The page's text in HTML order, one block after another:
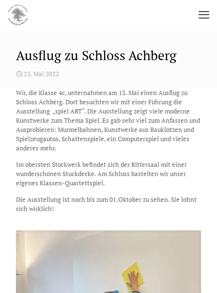
Ausflug zu Schloss Achberg
23. Mai 2022
Wir, die Klasse 4c, unternahmen am 13. Mai einen Ausflug zu
Schloss Achberg. Dort besuchten wir mit einer Führung die
Ausstellung „spiel ART“. Die Ausstellung zeigt viele moderne
Kunstwerke zum Thema Spiel. Es gab sehr viel zum Anfassen und
Ausprobieren: Murmelbahnen, Kunstwerke aus Bauklötzen und
Spielzeugautos, Schattenspiele, ein Computerspiel und vieles
anderes mehr.
Im obersten Stockwerk befindet sich der Rittersaal mit einer
wunderschönen Stuckdecke. Am Schluss bastelten wir unser
eigenes Klassen-Quartettspiel.
Die Ausstellung ist noch bis zum 01.Oktober zu sehen. Sie lohnt
sich wirklich!